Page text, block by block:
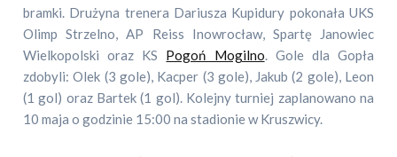
bramki. Drużyna trenera Dariusza Kupidury pokonała UKS
Olimp Strzelno, AP Reiss Inowrocław, Spartę Janowiec
Wielkopolski oraz KS Pogoń Mogilno. Gole dla Gopła
zdobyli: Olek (3 gole), Kacper (3 gole), Jakub (2 gole), Leon
(1 gol) oraz Bartek (1 gol). Kolejny turniej zaplanowano na
10 maja o godzinie 15:00 na stadionie w Kruszwicy.